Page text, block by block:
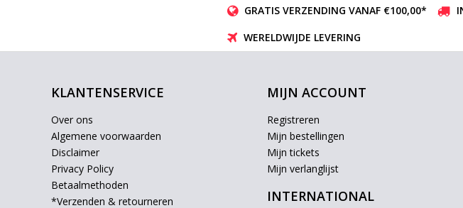
GRATIS VERZENDING VANAF €100,00*
WERELDWIJDE LEVERING
KLANTENSERVICE
Over ons
Algemene voorwaarden
Disclaimer
Privacy Policy
Betaalmethoden
*Verzenden & retourneren
MIJN ACCOUNT
Registreren
Mijn bestellingen
Mijn tickets
Mijn verlanglijst
INTERNATIONAL